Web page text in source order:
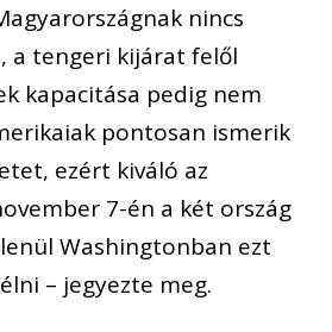
nincs
a tengeri kijárat felől
kapacitása pedig nem
pontosan ismerik
ezért kiváló az
7-én a két ország
Washingtonban ezt
– jegyezte meg.